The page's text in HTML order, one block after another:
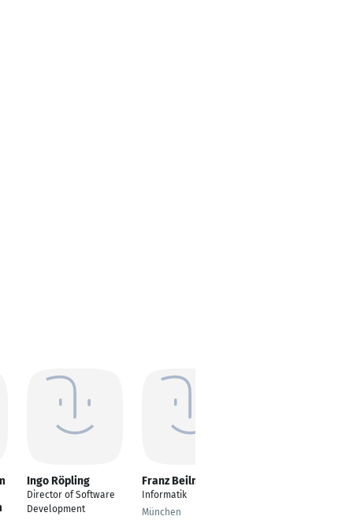
Ingo Röpling
Director of Software
Development
Franz Beilmaier
Informatik
München